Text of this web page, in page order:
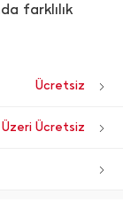
farklılık
Ücretsiz
Ücretsiz